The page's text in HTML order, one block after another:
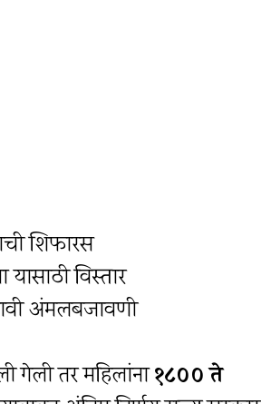
शिफारस
विस्तार
अंमलबजावणी
तर महिलांना१८०० ते